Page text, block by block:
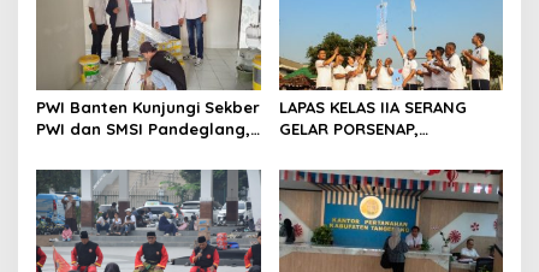
PWI Banten Kunjungi Sekber
PWI dan SMSI Pandeglang,
Konferensi Organisasi
LAPAS KELAS IIA SERANG
GELAR PORSENAP,
DAN KEBERSAMAAN